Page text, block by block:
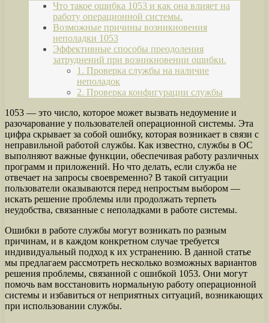
Что такое ошибка 1053 и как она влияет на
работу операционной системы.
Возможные причины возникновения
неполадки 1053
Эффективные способы преодоления
затруднений при возникновении ошибки.
1. Проверка службы на наличие
неполадок
2. Проверка конфигурации службы
1053 — это число, которое может вызвать недоумение и
разочарование у пользователей операционной системы. Эта
цифра скрывает за собой ошибку, которая возникает в связи с
неправильной работой службы. Как известно, службы в ОС
выполняют важные функции, обеспечивая работу различных
программ и приложений. Но что делать, если служба не
отвечает на запросы своевременно? В такой ситуации
пользователи оказываются перед непростым выбором —
искать решение проблемы или продолжать терпеть
неудобства, связанные с неполадками в работе системы.
Ошибки в работе службы могут возникать по разным
причинам, и в каждом конкретном случае требуется
индивидуальный подход к их устранению. В данной статье
мы предлагаем рассмотреть несколько возможных вариантов
решения проблемы, связанной с ошибкой 1053. Они могут
помочь вам восстановить нормальную работу операционной
системы и избавиться от неприятных ситуаций, возникающих
при использовании службы.